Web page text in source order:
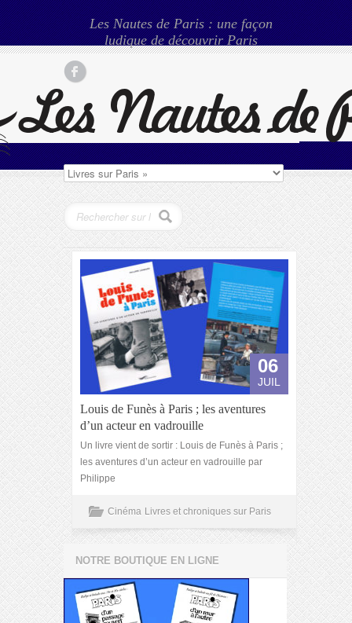
Les Nautes de Paris : une façon
ludique de découvrir Paris
06
JUIL
Louis de Funès à Paris ; les aventures
d’un acteur en vadrouille
Un livre vient de sortir : Louis de Funès à Paris ;
les aventures d’un acteur en vadrouille par
Philippe
Cinéma Livres et chroniques sur Paris
NOTRE BOUTIQUE EN LIGNE